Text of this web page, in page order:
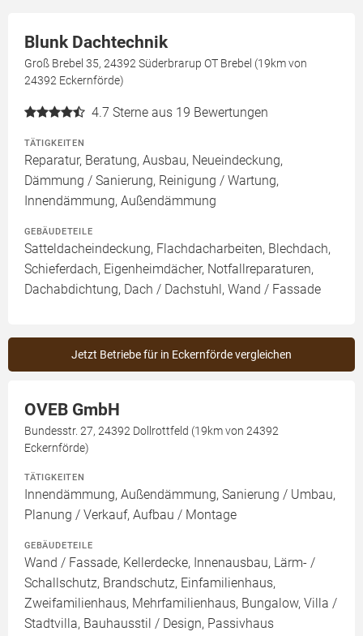
Blunk Dachtechnik
Groß Brebel 35, 24392 Süderbrarup OT Brebel (19km von
24392 Eckernförde)
4.7 Sterne aus 19 Bewertungen
TÄTIGKEITEN
Reparatur, Beratung, Ausbau, Neueindeckung,
Dämmung / Sanierung, Reinigung / Wartung,
Innendämmung, Außendämmung
GEBÄUDETEILE
Satteldacheindeckung, Flachdacharbeiten, Blechdach,
Schieferdach, Eigenheimdächer, Notfallreparaturen,
Dachabdichtung, Dach / Dachstuhl, Wand / Fassade
Jetzt Betriebe für in Eckernförde vergleichen
OVEB GmbH
Bundesstr. 27, 24392 Dollrottfeld (19km von 24392
Eckernförde)
TÄTIGKEITEN
Innendämmung, Außendämmung, Sanierung / Umbau,
Planung / Verkauf, Aufbau / Montage
GEBÄUDETEILE
Wand / Fassade, Kellerdecke, Innenausbau, Lärm- /
Schallschutz, Brandschutz, Einfamilienhaus,
Zweifamilienhaus, Mehrfamilienhaus, Bungalow, Villa /
Stadtvilla, Bauhausstil / Design, Passivhaus